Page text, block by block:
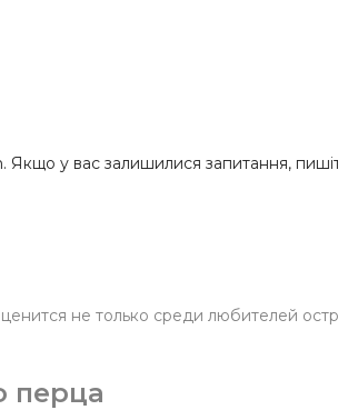
у вас залишилися запитання,
не только среди любителей
перца